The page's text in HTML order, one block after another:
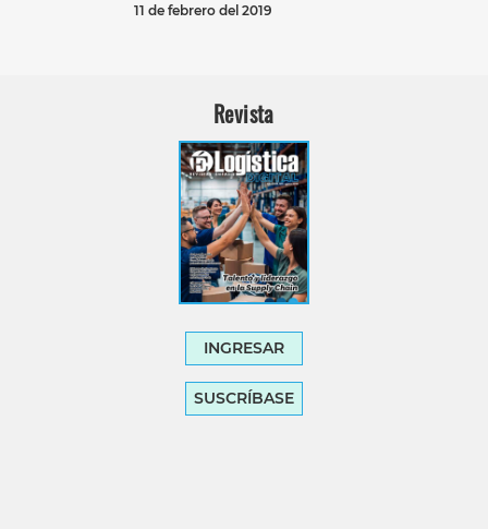
11 de febrero del 2019
Revista
INGRESAR
SUSCRÍBASE